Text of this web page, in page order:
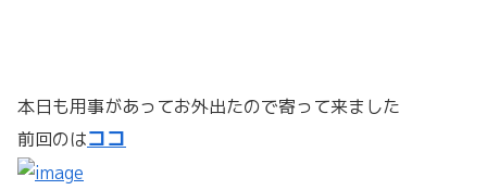
本日も用事があってお外出たので寄って来ました
前回のはココ